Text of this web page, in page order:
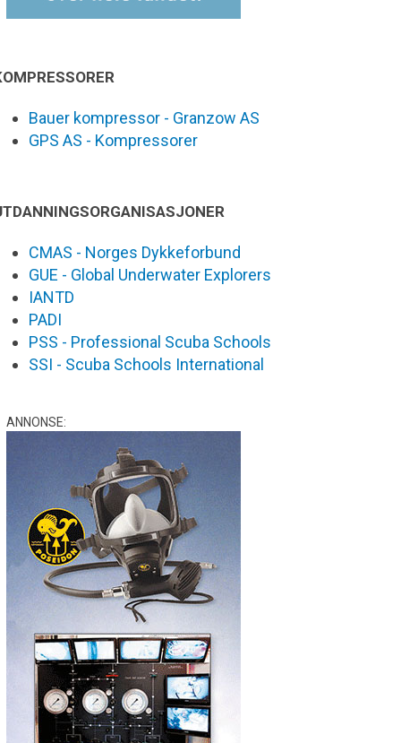
Bauer kompressor - Granzow AS
GPS AS - Kompressorer
CMAS - Norges Dykkeforbund
GUE - Global Underwater Explorers
IANTD
PADI
PSS - Professional Scuba Schools
SSI - Scuba Schools International
ANNONSE: